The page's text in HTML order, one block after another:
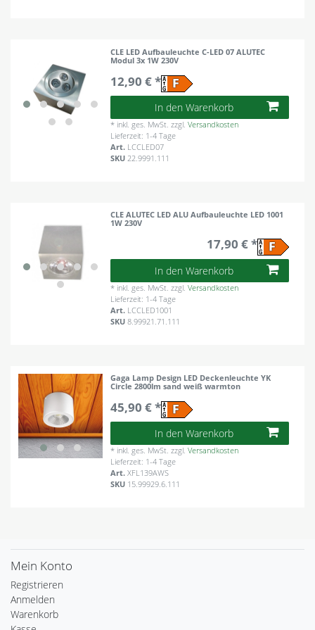
CLE LED Aufbauleuchte C-LED 07 ALUTEC
Modul 3x 1W 230V
12,90 € *
In den Warenkorb
* inkl. ges. MwSt. zzgl.Versandkosten
Lieferzeit: 1-4 Tage
Art. LCCLED07
SKU 22.9991.111
CLE ALUTEC LED ALU Aufbauleuchte LED 1001
1W 230V
17,90 € *
In den Warenkorb
* inkl. ges. MwSt. zzgl.Versandkosten
Lieferzeit: 1-4 Tage
Art. LCCLED1001
SKU8.99921.71.111
Gaga Lamp Design LED Deckenleuchte YK
Circle 2800lm sand weiß warmton
45,90 € *
In den Warenkorb
* inkl. ges. MwSt. zzgl.Versandkosten
Lieferzeit: 1-4 Tage
Art.XFL139AWS
SKU 15.99929.6.111
Mein Konto
Registrieren
Anmelden
Warenkorb